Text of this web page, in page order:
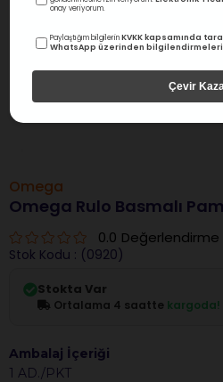
Omega
Omega Rulo Basmalı
0.0 Değerlendirme
Stok Kodu (0920)
Stokta Var
Ortalama 4 saatte kargoda!
Ambalaj İçeriği
1 AD./PKT
onay veriyorum.
Paylaştığım bilgilerinKVKK kapsamında
WhatsApp üzerinden bilgilendirmeleri
Çevir